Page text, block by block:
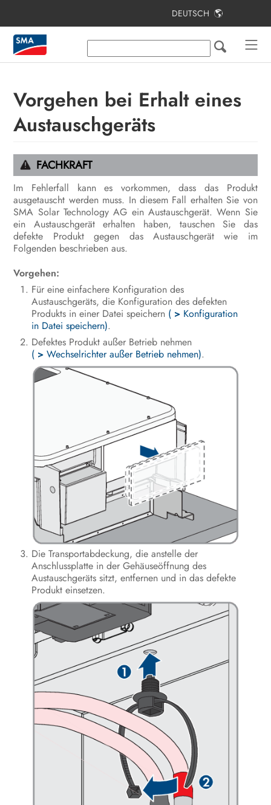
DEUTSCH
Vorgehen bei Erhalt eines
Austauschgeräts
FACHKRAFT
Im Fehlerfall kann es vorkommen, dass das Produkt
ausgetauscht werden muss. In diesem Fall erhalten Sie von
SMA Solar Technology AG ein Austauschgerät. Wenn Sie
ein Austauschgerät erhalten haben, tauschen Sie das
defekte Produkt gegen das Austauschgerät wie im
Folgenden beschrieben aus.
Vorgehen:
Für eine einfachere Konfiguration des
Austauschgeräts, die Konfiguration des defekten
Produkts in einer Datei speichern ( > Konfiguration
in Datei speichern).
Defektes Produkt außer Betrieb nehmen
( >Wechselrichter außer Betrieb nehmen).
Die Transportabdeckung, die anstelle der
Anschlussplatte in der Gehäuseöffnung des
Austauschgeräts sitzt, entfernen und in das defekte
Produkt einsetzen.
Inhaltsverzeichnis
Hinweise zu diesem Dokument
Lieferumfang
Zusätzlich benötigte Materialien und
Hilfsmittel
Produktübersicht
Montage und Anschlussvorbereitung
Elektrischer Anschluss
Inbetriebnahme
Bedienung
Wechselrichter spannungsfrei
schalten
Produkt reinigen
Fehlersuche
Wechselrichter außer Betrieb
Vorgehen bei Erhalt eines
Austauschgeräts
Technische Daten
Kontakt
EU-Konformitätserklärung